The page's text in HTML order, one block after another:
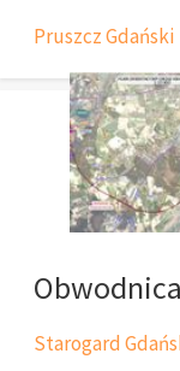
Pruszcz Gdański
Starogard